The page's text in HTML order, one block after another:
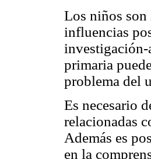
Los niños son
influencias
investigación-
primaria
problema del
Es necesario
relacionadas
Además es
en la